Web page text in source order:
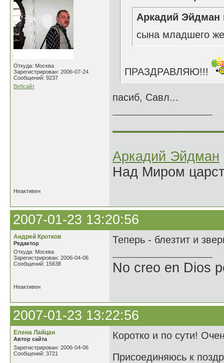
Откуда: Москва
Зарегистрирован: 2006-07-24
Сообщений: 9237
Вебсайт
Аркадий Эйдман
сына младшего
ПРАЗДРАВЛЯЮ!!!
пасиб, Савл...
Аркадий Эйдман
Над Миром
Неактивен
2007-01-23 13:20:56
Андрей Кротков
Редактор
Откуда: Москва
Зарегистрирован: 2006-04-06
Сообщений: 15638
Теперь - блезтит и
No creo en Dios
Неактивен
2007-01-23 13:22:56
Елена Лайцан
Автор сайта
Зарегистрирован: 2006-04-06
Сообщений: 3721
Коротко и по сути!
Присоединяюсь к